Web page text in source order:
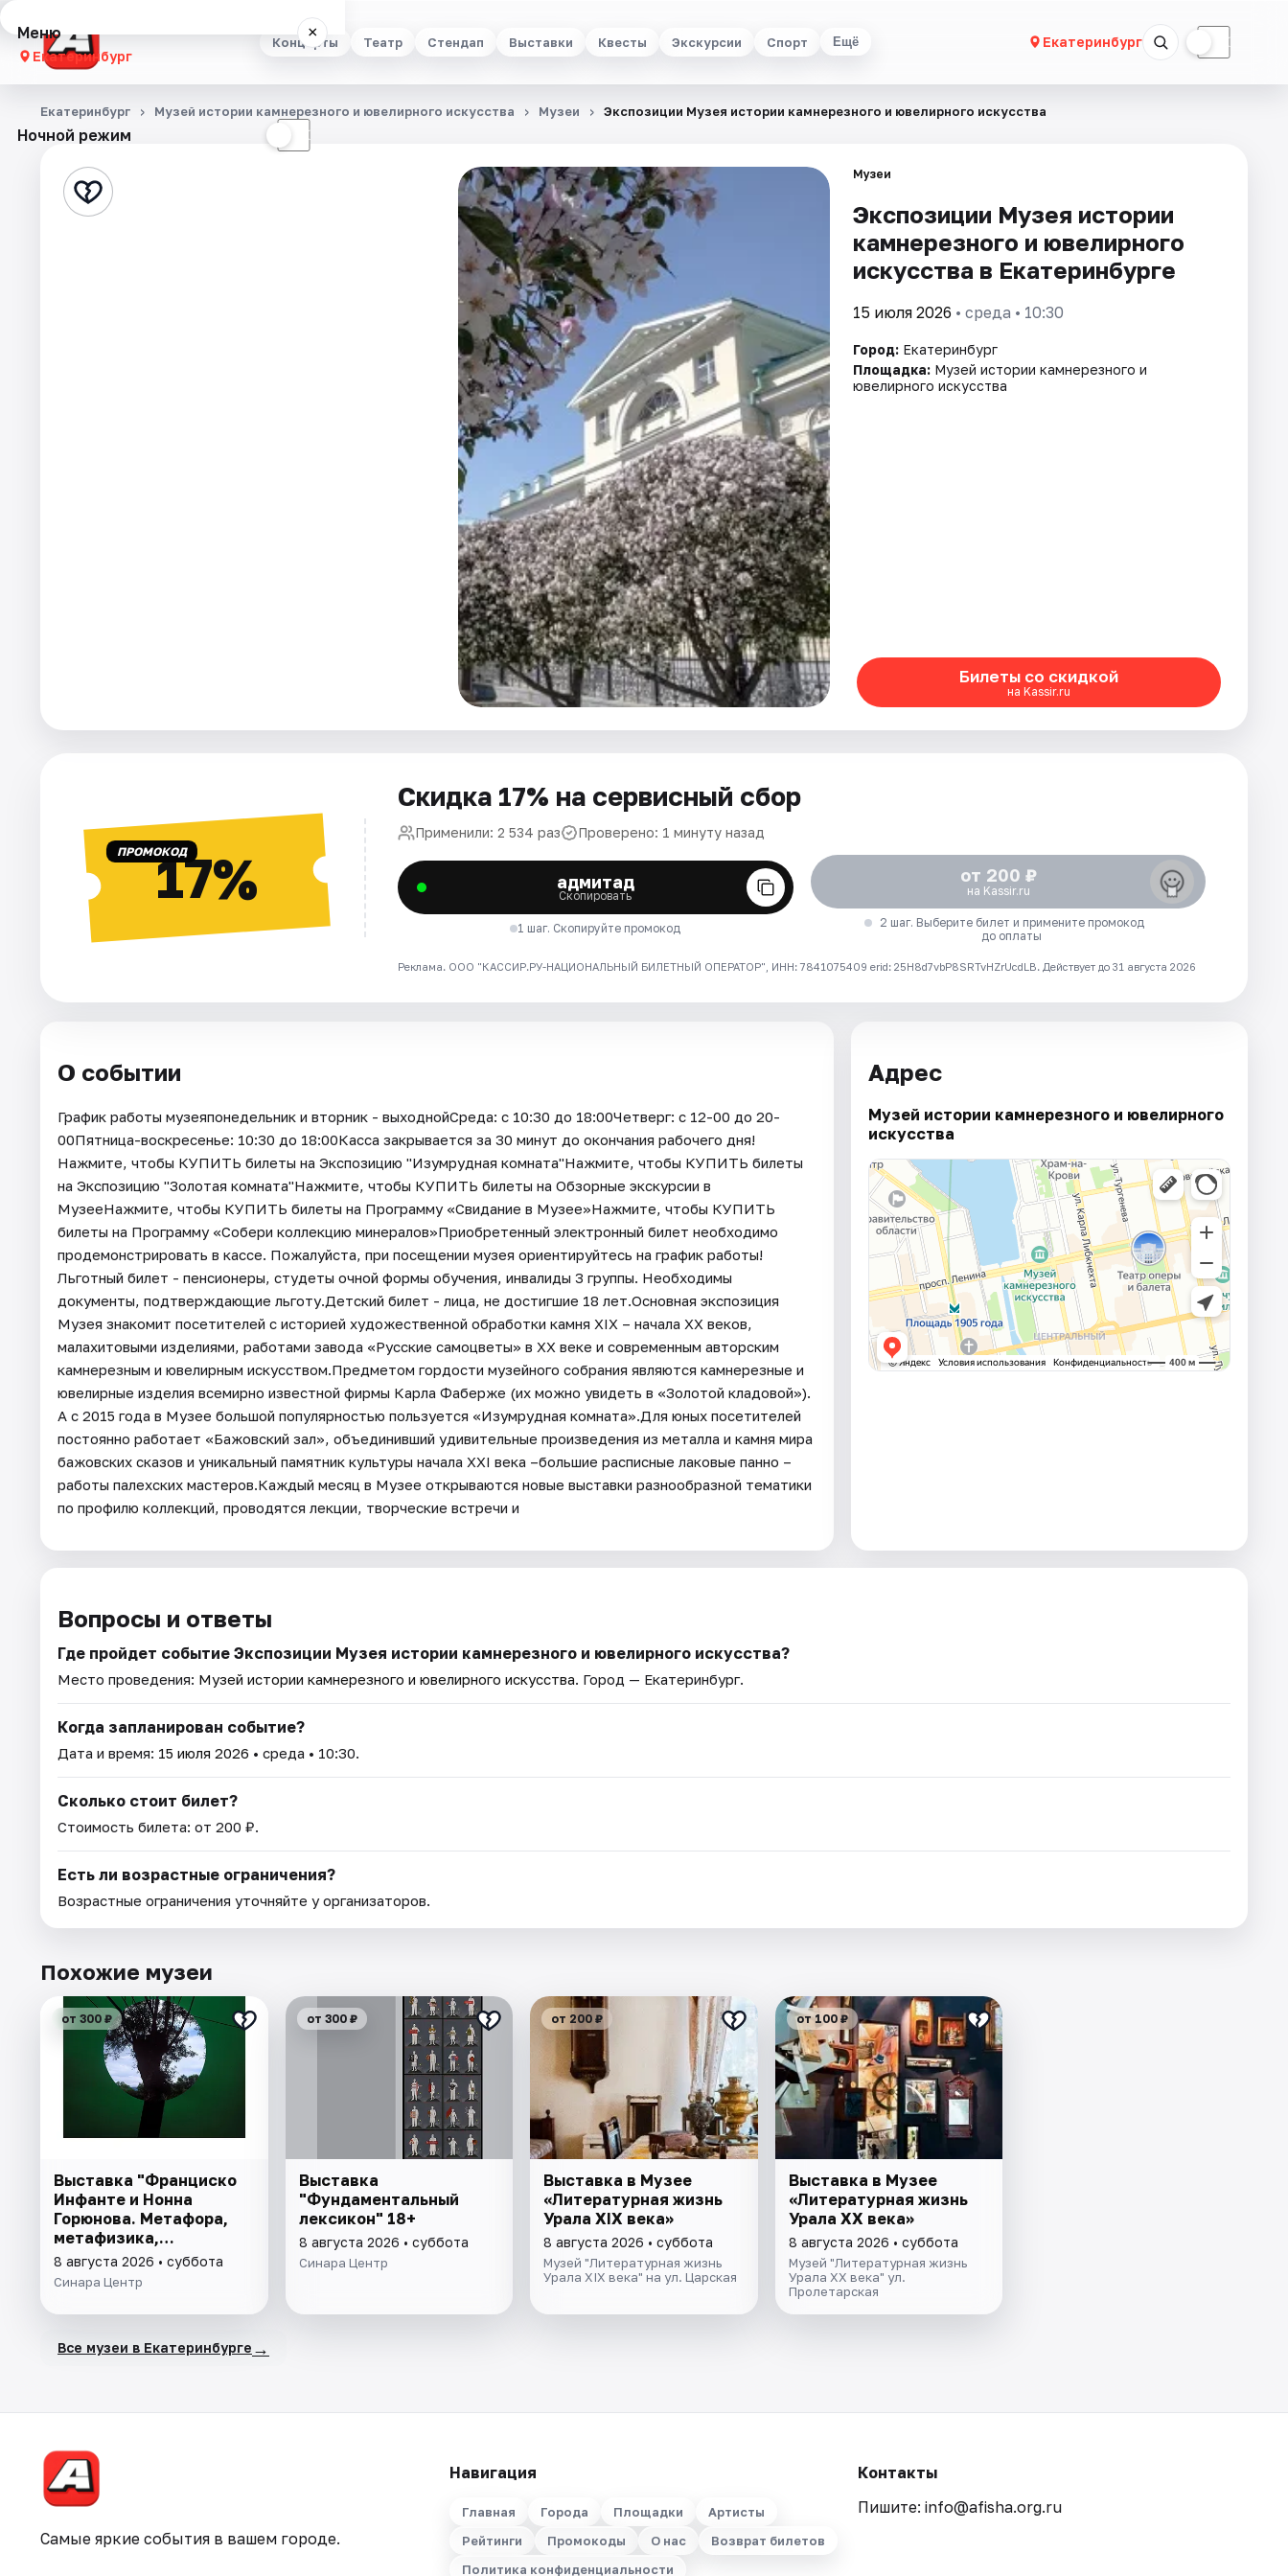
Концерты Театр Стендап Выставки Квесты Экскурсии Спорт Ещё Екатеринбург ☾
Меню ×
Екатеринбург
Концерты
Стендап
Ночной режим ☾
Екатеринбург Музей истории камнерезного и ювелирного искусства Музеи Экспозиции Музея истории камнерезного и ювелирного искусства
Музеи
Экспозиции Музея истории
камнерезного и ювелирного
искусства в Екатеринбурге
15 июля 2026 • среда • 10:30
Город: Екатеринбург
Площадка: Музей истории камнерезного и
ювелирного искусства
Билеты со скидкой
на Kassir.ru
ПРОМОКОД17%
Скидка 17% на сервисный сбор
Применили: 2 534 раз Проверено: 1 минуту назад
адмитад
Скопировать
1 шаг. Скопируйте промокод
от 200 ₽
на Kassir.ru
2 шаг. Выберите билет и примените промокод
до оплаты
Реклама. ООО "КАССИР.РУ-НАЦИОНАЛЬНЫЙ БИЛЕТНЫЙ ОПЕРАТОР", ИНН: 7841075409 erid: 25H8d7vbP8SRTvHZrUcdLB. Действует до 31 августа 2026
О событии
График работы музеяпонедельник и вторник - выходнойСреда: с 10:30 до 18:00Четверг: с 12-00 до 20-
00Пятница-воскресенье: 10:30 до 18:00Касса закрывается за 30 минут до окончания рабочего дня!
Нажмите, чтобы КУПИТЬ билеты на Экспозицию "Изумрудная комната"Нажмите, чтобы КУПИТЬ билеты
на Экспозицию "Золотая комната"Нажмите, чтобы КУПИТЬ билеты на Обзорные экскурсии в
МузееНажмите, чтобы КУПИТЬ билеты на Программу «Свидание в Музее»Нажмите, чтобы КУПИТЬ
билеты на Программу «Собери коллекцию минералов»Приобретенный электронный билет необходимо
продемонстрировать в кассе. Пожалуйста, при посещении музея ориентируйтесь на график работы!
Льготный билет - пенсионеры, студеты очной формы обучения, инвалиды 3 группы. Необходимы
документы, подтверждающие льготу.Детский билет - лица, не достигшие 18 лет.Основная экспозиция
Музея знакомит посетителей с историей художественной обработки камня XIX – начала XX веков,
малахитовыми изделиями, работами завода «Русские самоцветы» в XX веке и современным авторским
камнерезным и ювелирным искусством.Предметом гордости музейного собрания являются камнерезные и
ювелирные изделия всемирно известной фирмы Карла Фаберже (их можно увидеть в «Золотой кладовой»).
А с 2015 года в Музее большой популярностью пользуется «Изумрудная комната».Для юных посетителей
постоянно работает «Бажовский зал», объединивший удивительные произведения из металла и камня мира
бажовских сказов и уникальный памятник культуры начала XXI века –большие расписные лаковые панно –
работы палехских мастеров.Каждый месяц в Музее открываются новые выставки разнообразной тематики
по профилю коллекций, проводятся лекции, творческие встречи и
Адрес
Музей истории камнерезного и ювелирного
искусства
Вопросы и ответы
Где пройдет событие Экспозиции Музея истории камнерезного и ювелирного искусства?
Место проведения: Музей истории камнерезного и ювелирного искусства. Город — Екатеринбург.
Когда запланирован событие?
Дата и время: 15 июля 2026 • среда • 10:30.
Сколько стоит билет?
Стоимость билета: от 200 ₽.
Есть ли возрастные ограничения?
Возрастные ограничения уточняйте у организаторов.
Похожие музеи
от 300 ₽
Выставка "Франциско
Инфанте и Нонна
Горюнова. Метафора,
метафизика,
метаморфоза" 6+
8 августа 2026 • суббота
Синара Центр
от 300 ₽
Выставка
"Фундаментальный
лексикон" 18+
8 августа 2026 • суббота
Синара Центр
от 200 ₽
Выставка в Музее
«Литературная жизнь
Урала ХIХ века»
8 августа 2026 • суббота
Музей "Литературная жизнь
Урала XIX века" на ул. Царская
от 100 ₽
Выставка в Музее
«Литературная жизнь
Урала ХХ века»
8 августа 2026 • суббота
Музей "Литературная жизнь
Урала XX века" ул.
Пролетарская
Все музеи в Екатеринбурге →
Самые яркие события в вашем городе.
Навигация
Главная Города Площадки
Артисты
Рейтинги
Промокоды О нас
Возврат билетов
Политика конфиденциальности
Контакты
Пишите: info@afisha.org.ru